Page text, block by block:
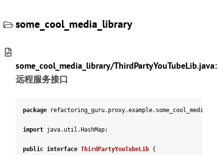
some_cool_media_library
some_cool_media_library/ThirdPartyYouTubeLib.java:
远程服务接口
package refactoring_guru. proxy.example.
import java. util . HashMap;
public interface ThirdPartyYouTubeLib {